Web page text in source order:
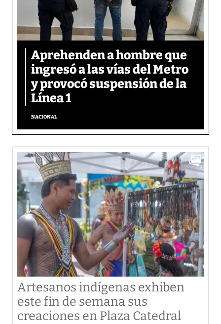
Aprehenden a hombre que
ingresó a las vías del Metro
y provocó suspensión de la
Línea 1
NACIONAL
Artesanos indígenas exhiben
este fin de semana sus
creaciones en Plaza Catedral